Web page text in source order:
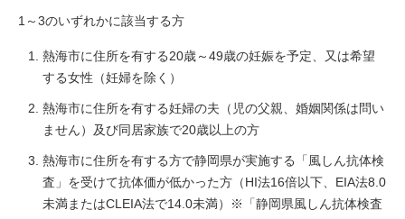
1～3のいずれかに該当する方
熱海市に住所を有する20歳～49歳の妊娠を予定、又は希望
する女性（妊婦を除く）
熱海市に住所を有する妊婦の夫（児の父親、婚姻関係は問い
ません）及び同居家族で20歳以上の方
熱海市に住所を有する方で静岡県が実施する「風しん抗体検
査」を受けて抗体価が低かった方（HI法16倍以下、EIA法8.0
未満またはCLEIA法で14.0未満）※「静岡県風しん抗体検査